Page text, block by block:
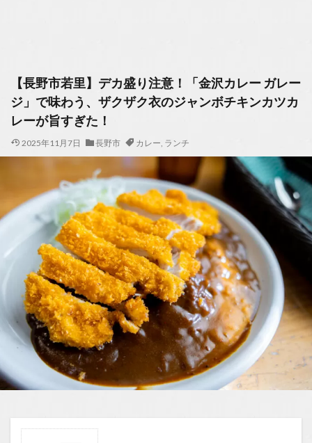
【長野市若里】デカ盛り注意！「金沢カレー ガレー
ジ」で味わう、ザクザク衣のジャンボチキンカツカ
レーが旨すぎた！
2025年11月7日 長野市 カレー, ランチ